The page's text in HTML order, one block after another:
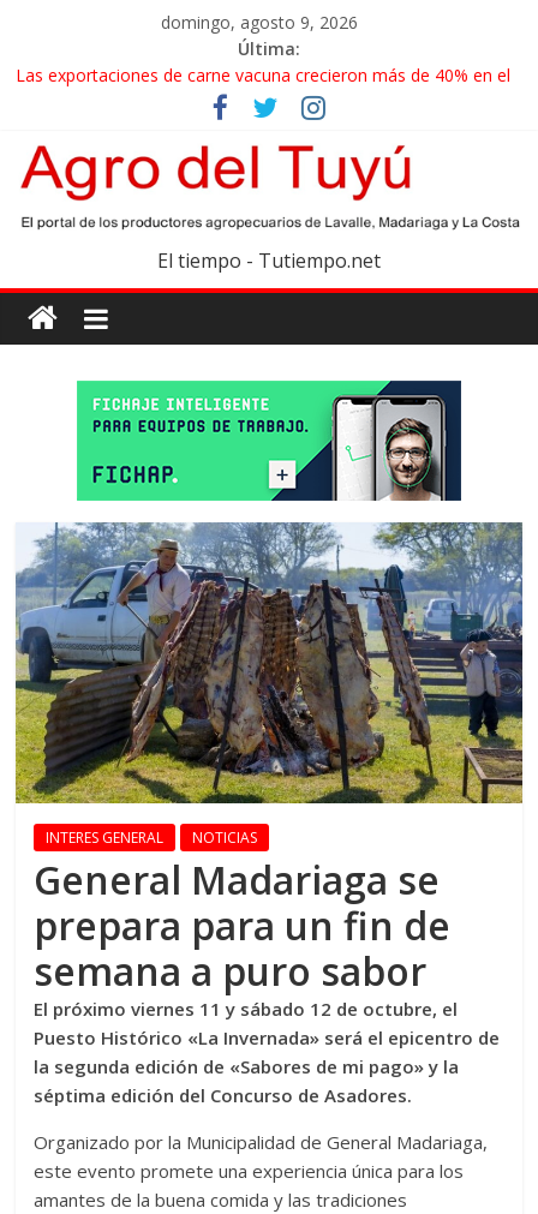
domingo, agosto 9, 2026
Última:
Las exportaciones de carne vacuna crecieron más de 40% en el
La miel, un motor de las economías regionales que enfrenta
nuevos desafíos para exportar
El gobierno bonaerense realizará un censo para actualizar el
mapa de la producción hortiflorícola
Las exportaciones agroindustriales anotaron un récord histórico
en el primer semestre
Maíz: estiman una cosecha récord de 71,5 millones de toneladas
El tiempo - Tutiempo.net
INTERES GENERAL NOTICIAS
General Madariaga se
prepara para un fin de
semana a puro sabor
El próximo viernes 11 y sábado 12 de octubre, el
Puesto Histórico «La Invernada» será el epicentro de
la segunda edición de «Sabores de mi pago» y la
séptima edición del Concurso de Asadores.
Organizado por la Municipalidad de General Madariaga,
este evento promete una experiencia única para los
amantes de la buena comida y las tradiciones